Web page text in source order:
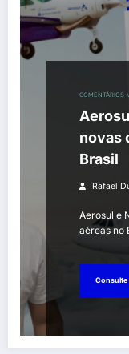
COMENTÁRIOS
novas
Brasil
Rafael
Aerosul e
aéreas no
Consulte